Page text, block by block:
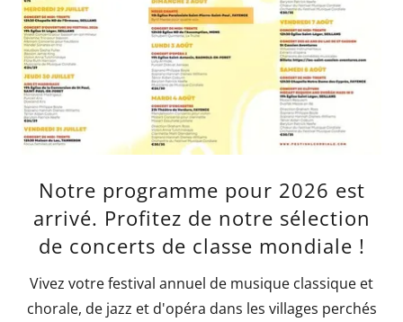
Notre programme pour 2026 est
arrivé. Profitez de notre sélection
de concerts de classe mondiale !
Vivez votre festival annuel de musique classique et
chorale, de jazz et d'opéra dans les villages perchés